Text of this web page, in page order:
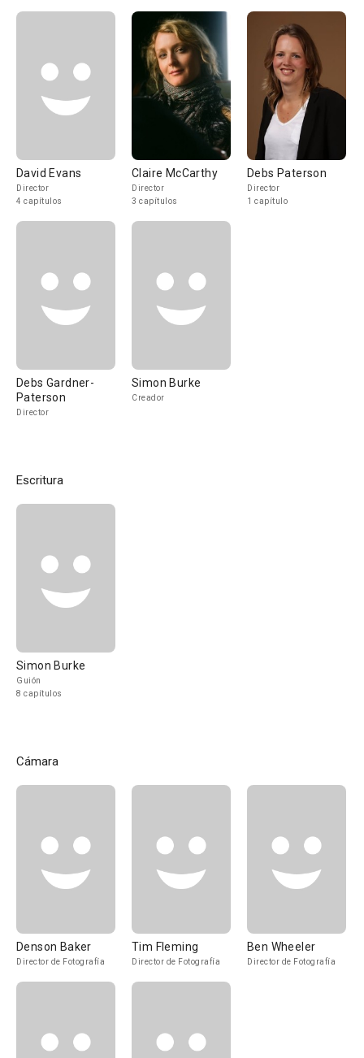
David Evans
Director
4 capítulos
Claire McCarthy
Director
3 capítulos
Debs Paterson
Director
1 capítulo
Debs Gardner-
Paterson
Director
Simon Burke
Creador
Escritura
Simon Burke
Guión
8 capítulos
Cámara
Denson Baker
Director de Fotografía
Tim Fleming
Director de Fotografía
Ben Wheeler
Director de Fotografía